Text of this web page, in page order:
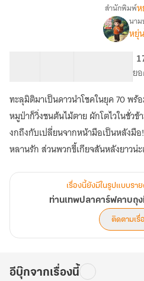
เกิด
ยุค
70
1
เรื่
ท่
เทพ
ป
ค
คาบ
ถุง
มิติ
มา
เกิด
ใน
ยุค
สำนักพิมพ์
นา
หยุ่
ย
ทะลุมิติมาเป็นดาวนำโชคในยุค 70 พ
หมูป่าก็วิ่งชนต้นไม้ตาย ผักโตไวในชั่ว
งกถึงกับเปลี่ยนจากหน้ามือเป็นหลังมือ
หลานรัก ส่วนพวกขี้เกียจสันหลังยาวน่
เรื่องนี้ยังมีในรูปแบบรา
ท่านเทพปลาคาร์ฟคาบถุ
ติดตามเรื่
อีบุ๊กจากเรื่องนี้